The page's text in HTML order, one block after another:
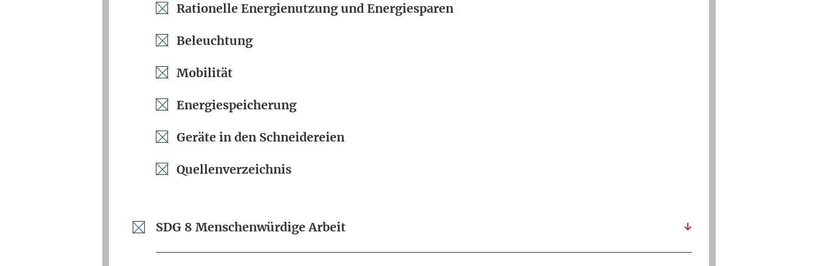
Rationelle Energienutzung und Energiesparen
Beleuchtung
Mobilität
Energiespeicherung
Geräte in den Schneidereien
Quellenverzeichnis
SDG 8 Menschenwürdige Arbeit